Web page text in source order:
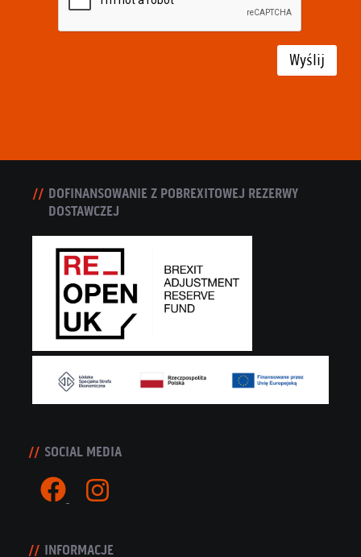
Wyślij
DOFINANSOWANIE Z POBREXITOWEJ REZERWY
DOSTAWCZEJ
SOCIAL MEDIA
INFORMACJE